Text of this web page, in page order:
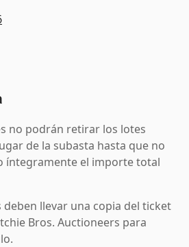
no podrán retirar los lotes
de la subasta hasta que no
íntegramente el importe total
deben llevar una copia del ticket
Bros. Auctioneers para